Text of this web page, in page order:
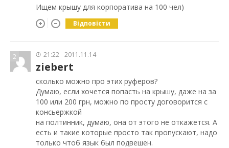
Ищем крышу для корпоратива на 100 чел)
Відповісти
2 21:22 2011.11.14
ziebert
сколько можно про этих руферов?
Думаю, если хочется попасть на крышу, даже на за
100 или 200 грн, можно по просту договорится с
консьержкой
на полтинник, думаю, она от этого не откажется. А
есть и такие которые просто так пропускают, надо
только чтоб язык был подвешен.